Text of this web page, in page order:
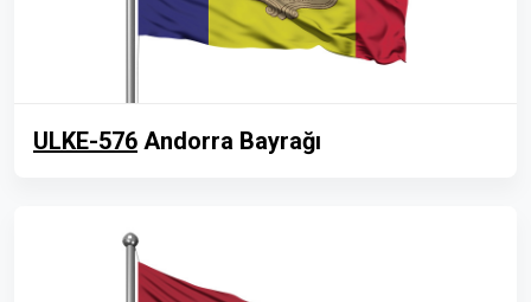
ULKE-576 Andorra Bayrağı